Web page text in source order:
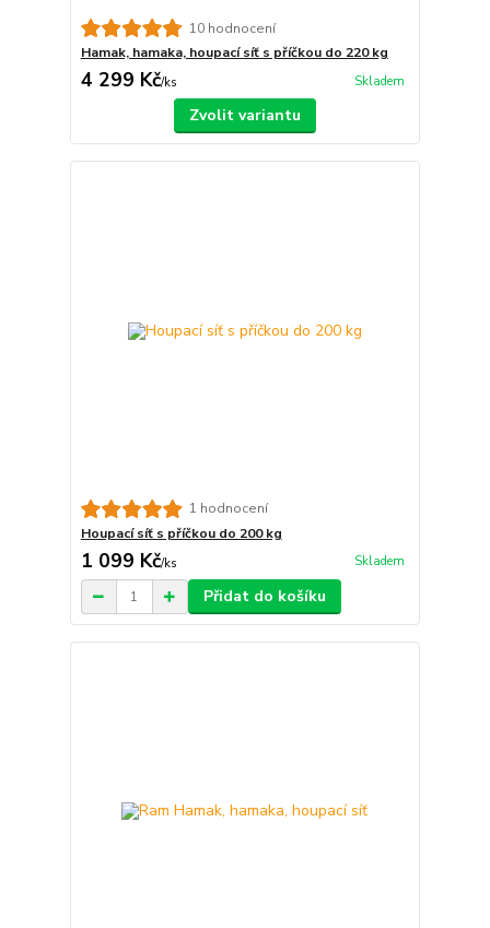
10 hodnocení
Hamak, hamaka, houpací síť s příčkou do 220 kg
4 299 Kč/ks Skladem
Zvolit variantu
1 hodnocení
Houpací síť s příčkou do 200 kg
1 099 Kč/ks Skladem
Přidat do košíku